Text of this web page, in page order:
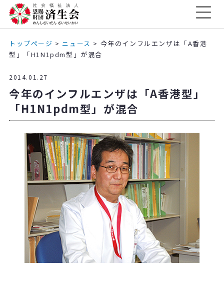
トップページ > ニュース > 今年のインフルエンザは「A香港
型」「H1N1pdm型」が混合
2014.01.27
今年のインフルエンザは「A香港型」
「H1N1pdm型」が混合